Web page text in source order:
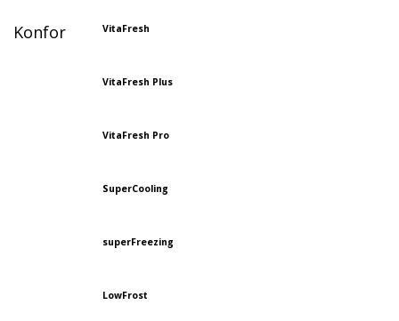
Konfor VitaFresh
VitaFresh Plus
VitaFresh Pro
SuperCooling
superFreezing
LowFrost